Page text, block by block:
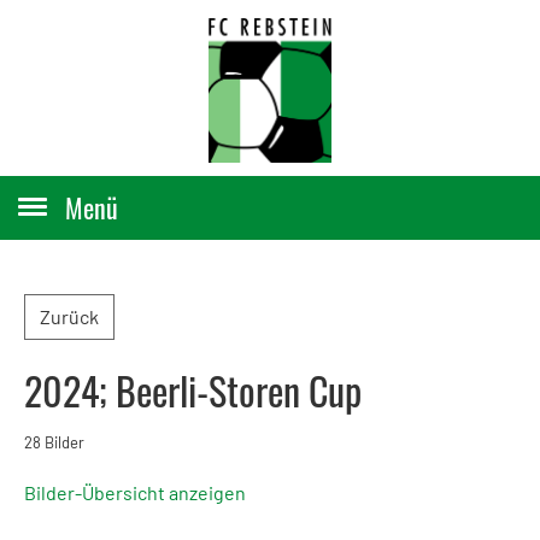
Menü
Zurück
2024; Beerli-Storen Cup
28 Bilder
Bilder-Übersicht anzeigen